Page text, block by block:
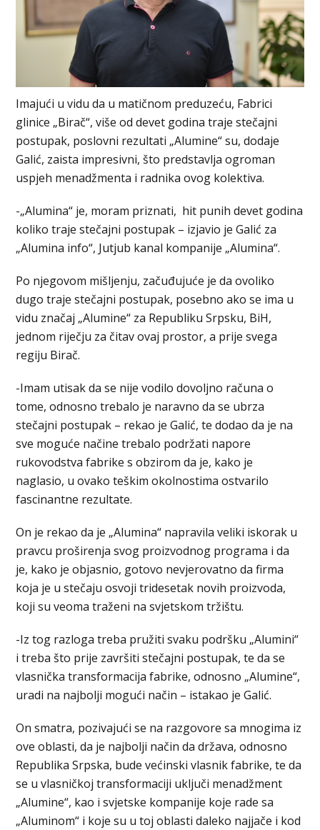
Imajući u vidu da u matičnom preduzeću, Fabrici
glinice „Birač“, više od devet godina traje stečajni
postupak, poslovni rezultati „Alumine“ su, dodaje
Galić, zaista impresivni, što predstavlja ogroman
uspjeh menadžmenta i radnika ovog kolektiva.
-„Alumina“ je, moram priznati, hit punih devet godina
koliko traje stečajni postupak – izjavio je Galić za
„Alumina info“, Jutjub kanal kompanije „Alumina“.
Po njegovom mišljenju, začuđujuće je da ovoliko
dugo traje stečajni postupak, posebno ako se ima u
vidu značaj „Alumine“ za Republiku Srpsku, BiH,
jednom riječju za čitav ovaj prostor, a prije svega
regiju Birač.
-Imam utisak da se nije vodilo dovoljno računa o
tome, odnosno trebalo je naravno da se ubrza
stečajni postupak – rekao je Galić, te dodao da je na
sve moguće načine trebalo podržati napore
rukovodstva fabrike s obzirom da je, kako je
naglasio, u ovako teškim okolnostima ostvarilo
fascinantne rezultate.
On je rekao da je „Alumina“ napravila veliki iskorak u
pravcu proširenja svog proizvodnog programa i da
je, kako je objasnio, gotovo nevjerovatno da firma
koja je u stečaju osvoji tridesetak novih proizvoda,
koji su veoma traženi na svjetskom tržištu.
-Iz tog razloga treba pružiti svaku podršku „Alumini“
i treba što prije završiti stečajni postupak, te da se
vlasnička transformacija fabrike, odnosno „Alumine“,
uradi na najbolji mogući način – istakao je Galić.
On smatra, pozivajući se na razgovore sa mnogima iz
ove oblasti, da je najbolji način da država, odnosno
Republika Srpska, bude većinski vlasnik fabrike, te da
se u vlasničkoj transformaciji uključi menadžment
„Alumine“, kao i svjetske kompanije koje rade sa
„Aluminom“ i koje su u toj oblasti daleko najjače i kod